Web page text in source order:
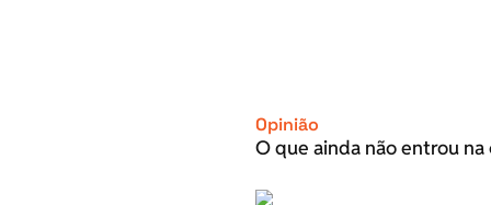
Opinião
O que ainda não entrou